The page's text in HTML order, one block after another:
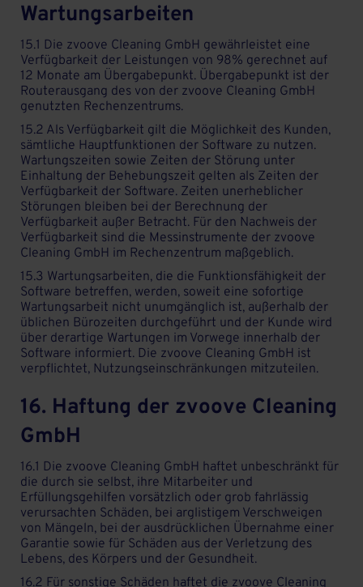
Wartungsarbeiten
15.1 Die zvoove Cleaning GmbH gewährleistet eine
Verfügbarkeit der Leistungen von 98% gerechnet auf
12 Monate am Übergabepunkt. Übergabepunkt ist der
Routerausgang des von der zvoove Cleaning GmbH
genutzten Rechenzentrums.
15.2 Als Verfügbarkeit gilt die Möglichkeit des Kunden,
sämtliche Hauptfunktionen der Software zu nutzen.
Wartungszeiten sowie Zeiten der Störung unter
Einhaltung der Behebungszeit gelten als Zeiten der
Verfügbarkeit der Software. Zeiten unerheblicher
Störungen bleiben bei der Berechnung der
Verfügbarkeit außer Betracht. Für den Nachweis der
Verfügbarkeit sind die Messinstrumente der zvoove
Cleaning GmbH im Rechenzentrum maßgeblich.
15.3 Wartungsarbeiten, die die Funktionsfähigkeit der
Software betreffen, werden, soweit eine sofortige
Wartungsarbeit nicht unumgänglich ist, außerhalb der
üblichen Bürozeiten durchgeführt und der Kunde wird
über derartige Wartungen im Vorwege innerhalb der
Software informiert. Die zvoove Cleaning GmbH ist
verpflichtet, Nutzungseinschränkungen mitzuteilen.
16. Haftung der zvoove Cleaning
GmbH
16.1 Die zvoove Cleaning GmbH haftet unbeschränkt für
die durch sie selbst, ihre Mitarbeiter und
Erfüllungsgehilfen vorsätzlich oder grob fahrlässig
verursachten Schäden, bei arglistigem Verschweigen
von Mängeln, bei der ausdrücklichen Übernahme einer
Garantie sowie für Schäden aus der Verletzung des
Lebens, des Körpers und der Gesundheit.
16.2 Für sonstige Schäden haftet die zvoove Cleaning